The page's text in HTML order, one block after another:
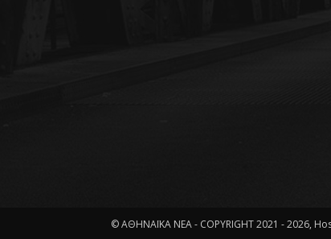
© ΑΘΗΝΑΪΚΑ ΝΕΑ - COPYRIGHT 2021 - 2026,